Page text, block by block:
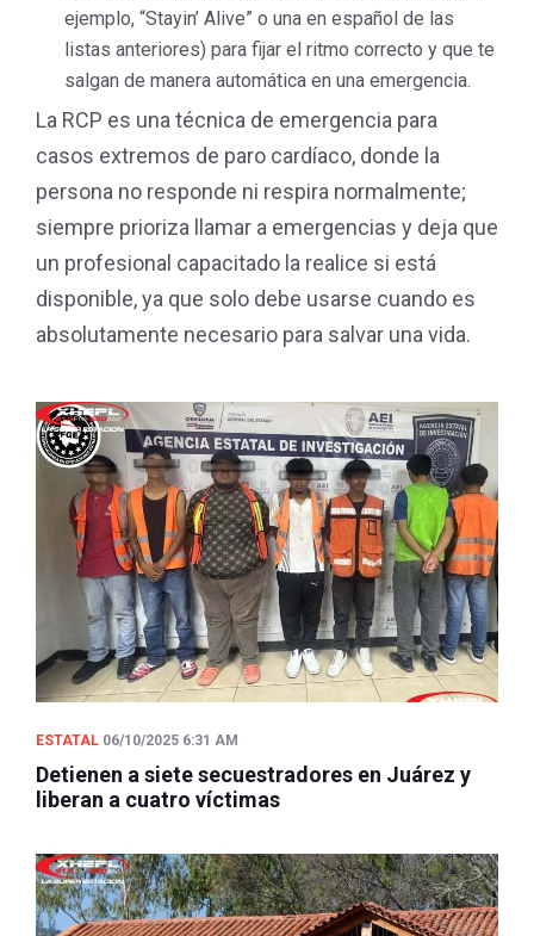
ejemplo, “Stayin’ Alive” o una en español de las
listas anteriores) para fijar el ritmo correcto y que te
salgan de manera automática en una emergencia.
La RCP es una técnica de emergencia para
casos extremos de paro cardíaco, donde la
persona no responde ni respira normalmente;
siempre prioriza llamar a emergencias y deja que
un profesional capacitado la realice si está
disponible, ya que solo debe usarse cuando es
absolutamente necesario para salvar una vida.
ESTATAL 06/10/2025 6:31 AM
Detienen a siete secuestradores en Juárez y
liberan a cuatro víctimas